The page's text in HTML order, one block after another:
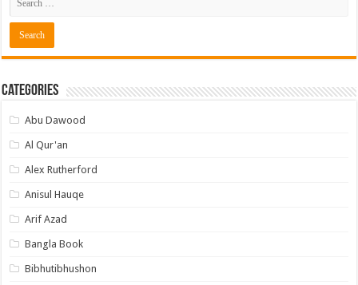
Categories
Abu Dawood
Al Qur'an
Alex Rutherford
Anisul Hauqe
Arif Azad
Bangla Book
Bibhutibhushon